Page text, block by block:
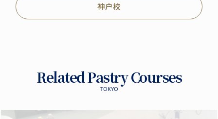
神户校
Related Pastry Courses
TOKYO